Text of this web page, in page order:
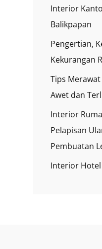
Interior
Balikpapan
Pengertian,
Kekurangan
Tips
Awet dan
Interior
Pelapisan
Pembuatan
Interior